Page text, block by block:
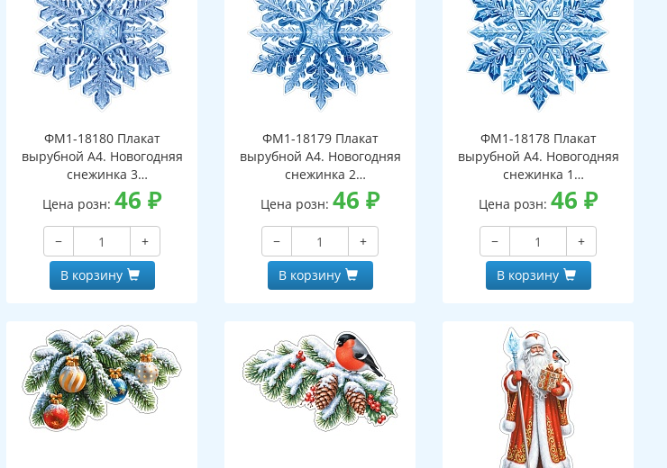
ФМ1-18180 Плакат
вырубной А4. Новогодняя
снежинка 3
(двухсторонний, ВД-лак)
Цена розн:46₽
−
+
В корзину
ФМ1-18179 Плакат
вырубной А4. Новогодняя
снежинка 2
(двухсторонний, ВД-лак)
Цена розн:46₽
−
+
В корзину
ФМ1-18178 Плакат
вырубной А4. Новогодняя
снежинка 1
(двухсторонний, ВД-лак)
Цена розн:46₽
−
+
В корзину